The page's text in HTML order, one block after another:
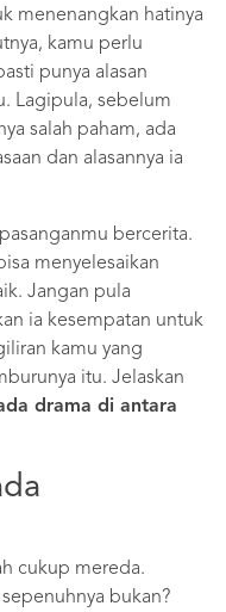
menenangkan hatinya
kamu perlu
punya alasan
Lagipula, sebelum
salah paham, ada
dan alasannya ia
bercerita.
menyelesaikan
Jangan pula
ia kesempatan untuk
kamu yang
itu. Jelaskan
drama di antara
cukup mereda.
bukan?